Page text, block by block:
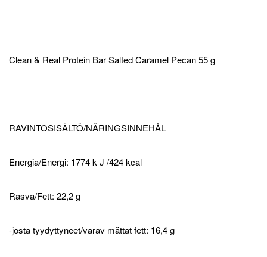
Clean & Real Protein Bar Salted Caramel Pecan 55 g
RAVINTOSISÄLTÖ/NÄRINGSINNEHÅL
Energia/Energi: 1774 k J /424 kcal
Rasva/Fett: 22,2 g
-josta tyydyttyneet/varav mättat fett: 16,4 g